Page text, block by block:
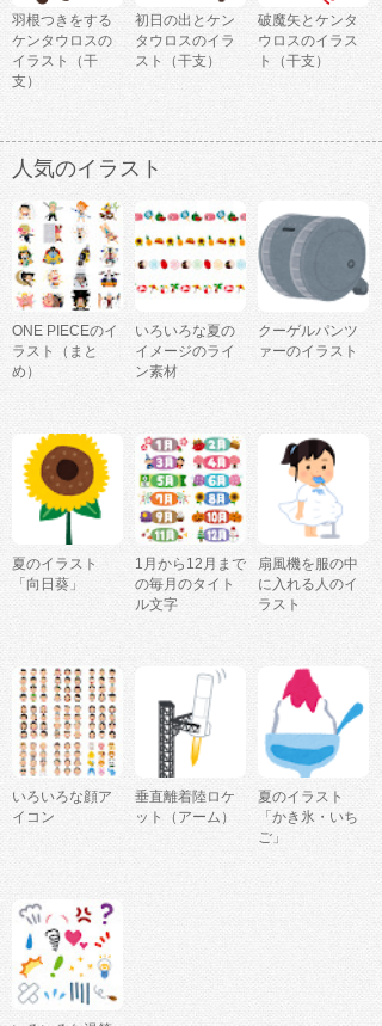
羽根つきをする
ケンタウロスの
イラスト（干
支）
初日の出とケン
タウロスのイラ
スト（干支）
破魔矢とケンタ
ウロスのイラス
ト（干支）
人気のイラスト
ONE PIECEのイ
ラスト（まと
め）
いろいろな夏の
イメージのライ
ン素材
クーゲルパンツ
ァーのイラスト
夏のイラスト
「向日葵」
1月から12月まで
の毎月のタイト
ル文字
扇風機を服の中
に入れる人のイ
ラスト
いろいろな顔ア
イコン
垂直離着陸ロケ
ット（アーム）
夏のイラスト
「かき氷・いち
ご」